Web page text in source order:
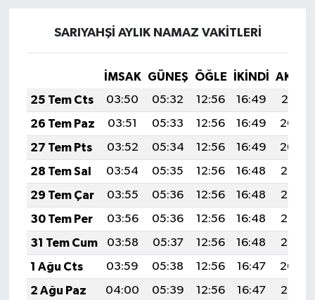
SARIYAHŞİ AYLIK NAMAZ VAKITLERI
İMSAK GÜNEŞ ÖĞLE İKINDI
25 Tem Cts
03:50 05:32 12:56 16:49
20:10
26 Tem Paz
03:51 05:33 12:56 16:49
20:09
27 Tem Pts
03:52 05:34 12:56 16:49
20:09
28 Tem Sal
03:54 05:35 12:56 16:48
20:08
29 Tem Çar
03:55 05:36 12:56 16:48
20:07
30 Tem Per
03:56 05:36 12:56 16:48
20:06
31 Tem Cum
03:58 05:37 12:56 16:48
20:05
1 Ağu Cts
03:59 05:38 12:56 16:47
20:04
2 Ağu Paz
04:00 05:39 12:56 16:47
20:03